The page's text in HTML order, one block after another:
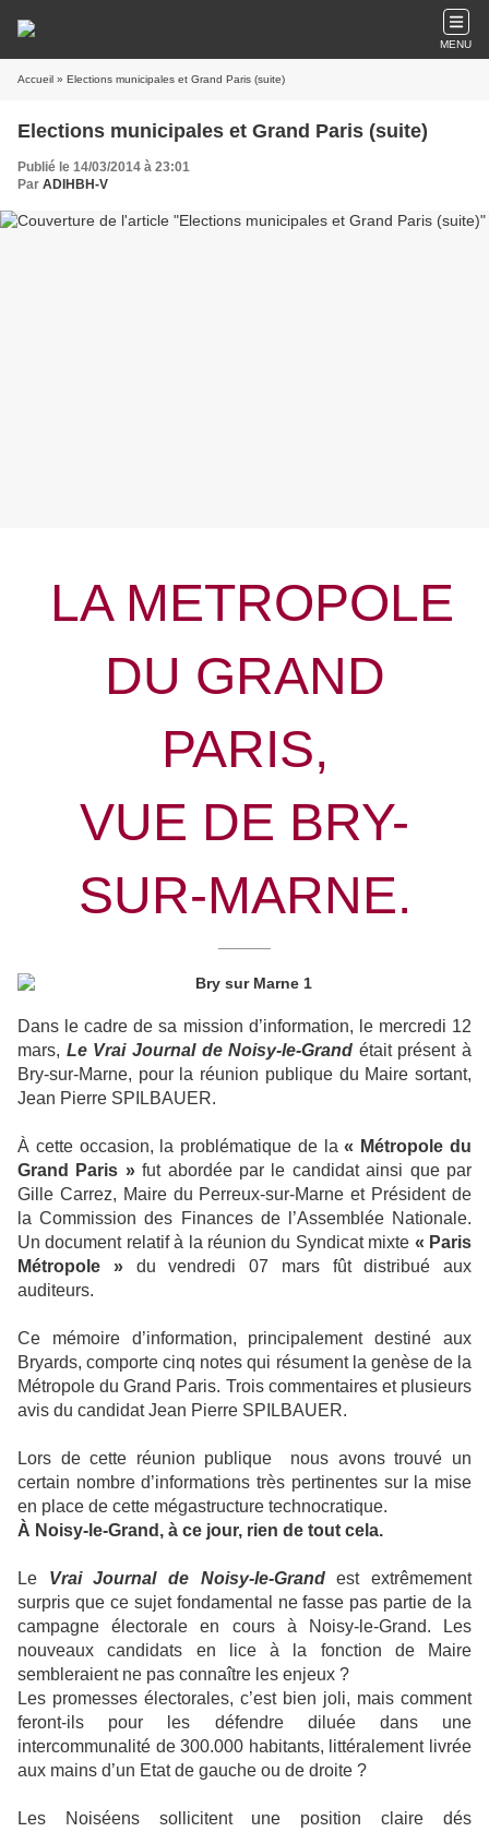
MENU
Accueil » Elections municipales et Grand Paris (suite)
Elections municipales et Grand Paris (suite)
Publié le 14/03/2014 à 23:01
Par ADIHBH-V
LA METROPOLE
DU GRAND
PARIS,
VUE DE BRY-
SUR-MARNE.
Dans le cadre de sa mission d’information, le mercredi 12
mars, Le Vrai Journal de Noisy-le-Grand était présent à
Bry-sur-Marne, pour la réunion publique du Maire sortant,
Jean Pierre SPILBAUER.
À cette occasion, la problématique de la« Métropole du
Grand Paris » fut abordée par le candidat ainsi que par
Gille Carrez, Maire du Perreux-sur-Marne et Président de
la Commission des Finances de l’Assemblée Nationale.
Un document relatif à la réunion du Syndicat mixte « Paris
Métropole »
du vendredi 07 mars fût distribué aux
auditeurs.
Ce mémoire d’information, principalement destiné aux
Bryards, comporte cinq notes qui résument la genèse de la
Métropole du Grand Paris. Trois commentaires et plusieurs
avis du candidat Jean Pierre SPILBAUER.
Lors de cette réunion publique nous avons trouvé un
certain nombre d’informations très pertinentes sur la mise
en place de cette mégastructure technocratique.
À Noisy-le-Grand, à ce jour, rien de tout cela.
Le Vrai Journal de Noisy-le-Grand
est extrêmement
surpris que ce sujet fondamental ne fasse pas partie de la
campagne électorale en cours à Noisy-le-Grand. Les
nouveaux candidats en lice à la fonction de Maire
sembleraient ne pas connaître les enjeux ?
Les promesses électorales, c’est bien joli, mais comment
feront-ils pour les défendre diluée dans une
intercommunalité de 300.000 habitants, littéralement livrée
aux mains d’un Etat de gauche ou de droite ?
Les Noiséens sollicitent une position claire dés